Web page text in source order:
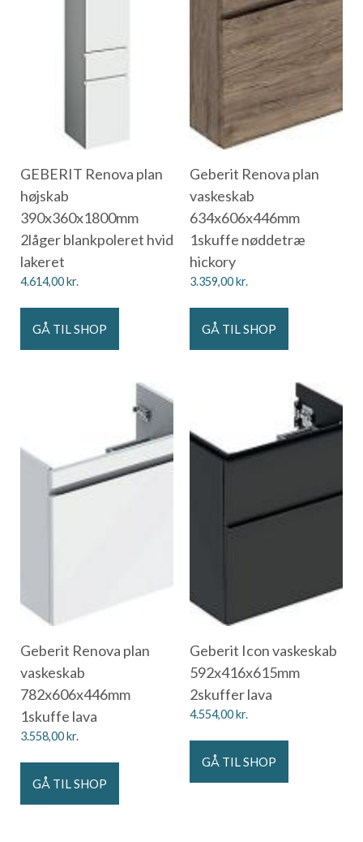
GEBERIT Renova plan
højskab
390x360x1800mm
2låger blankpoleret hvid
lakeret
4.614,00kr.
GÅ TIL SHOP
Geberit Renova plan
vaskeskab
634x606x446mm
1skuffe nøddetræ
hickory
3.359,00kr.
GÅ TIL SHOP
Geberit Renova plan
vaskeskab
782x606x446mm
1skuffe lava
3.558,00kr.
GÅ TIL SHOP
Geberit Icon vaskeskab
592x416x615mm
2skuffer lava
4.554,00kr.
GÅ TIL SHOP